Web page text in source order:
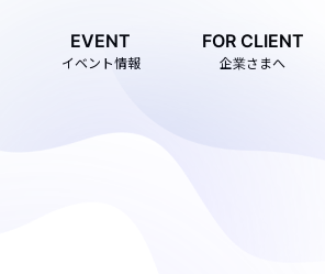
EVENT
イベント情報
FOR CLIENT
企業さまへ